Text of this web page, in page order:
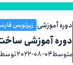
دوره آموزشی زیرنویس
دوره آموزشی ساخت
متوسط۲۰۲۲-۰۸-۰۴توسط Darrin Lile